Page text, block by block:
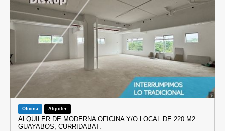
Oficina Alquiler
ALQUILER DE MODERNA OFICINA Y/O LOCAL DE 220 M2.
GUAYABOS, CURRIDABAT.